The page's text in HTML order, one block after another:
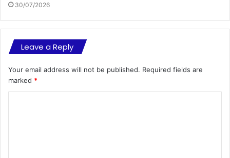
30/07/2026
Leave a Reply
Your email address will not be published. Required fields are
marked *